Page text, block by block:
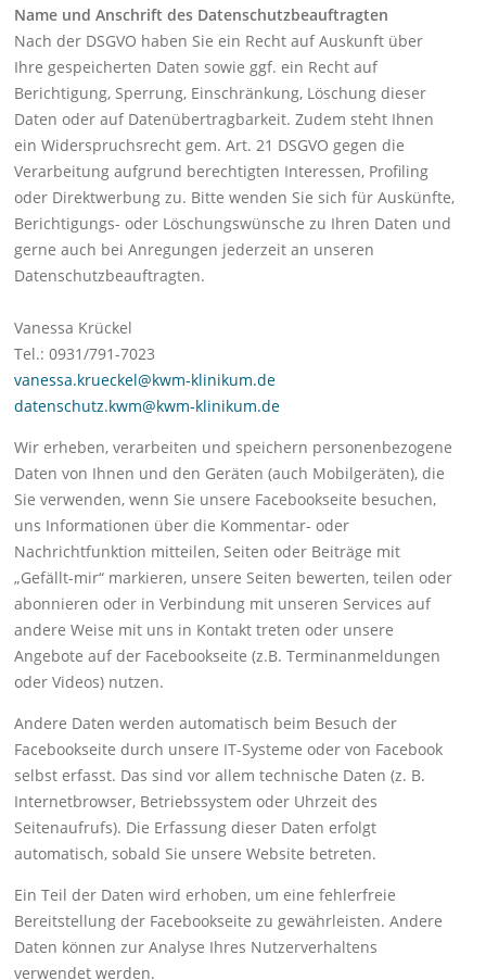
Name und Anschrift des Datenschutzbeauftragten
Nach der DSGVO haben Sie ein Recht auf Auskunft über
Ihre gespeicherten Daten sowie ggf. ein Recht auf
Berichtigung, Sperrung, Einschränkung, Löschung dieser
Daten oder auf Datenübertragbarkeit. Zudem steht Ihnen
ein Widerspruchsrecht gem. Art. 21 DSGVO gegen die
Verarbeitung aufgrund berechtigten Interessen, Profiling
oder Direktwerbung zu. Bitte wenden Sie sich für Auskünfte,
Berichtigungs- oder Löschungswünsche zu Ihren Daten und
gerne auch bei Anregungen jederzeit an unseren
Datenschutzbeauftragten.
Vanessa Krückel
Tel.: 0931/791-7023
vanessa.krueckel@kwm-klinikum.de
datenschutz.kwm@kwm-klinikum.de
Wir erheben, verarbeiten und speichern personenbezogene
Daten von Ihnen und den Geräten (auch Mobilgeräten), die
Sie verwenden, wenn Sie unsere Facebookseite besuchen,
uns Informationen über die Kommentar- oder
Nachrichtfunktion mitteilen, Seiten oder Beiträge mit
„Gefällt-mir“ markieren, unsere Seiten bewerten, teilen oder
abonnieren oder in Verbindung mit unseren Services auf
andere Weise mit uns in Kontakt treten oder unsere
Angebote auf der Facebookseite (z.B. Terminanmeldungen
oder Videos) nutzen.
Andere Daten werden automatisch beim Besuch der
Facebookseite durch unsere IT-Systeme oder von Facebook
selbst erfasst. Das sind vor allem technische Daten (z. B.
Internetbrowser, Betriebssystem oder Uhrzeit des
Seitenaufrufs). Die Erfassung dieser Daten erfolgt
automatisch, sobald Sie unsere Website betreten.
Ein Teil der Daten wird erhoben, um eine fehlerfreie
Bereitstellung der Facebookseite zu gewährleisten. Andere
Daten können zur Analyse Ihres Nutzerverhaltens
verwendet werden.